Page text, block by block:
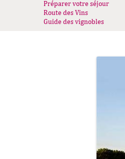
Préparer votre séjour
Route des Vins
Guide des vignobles